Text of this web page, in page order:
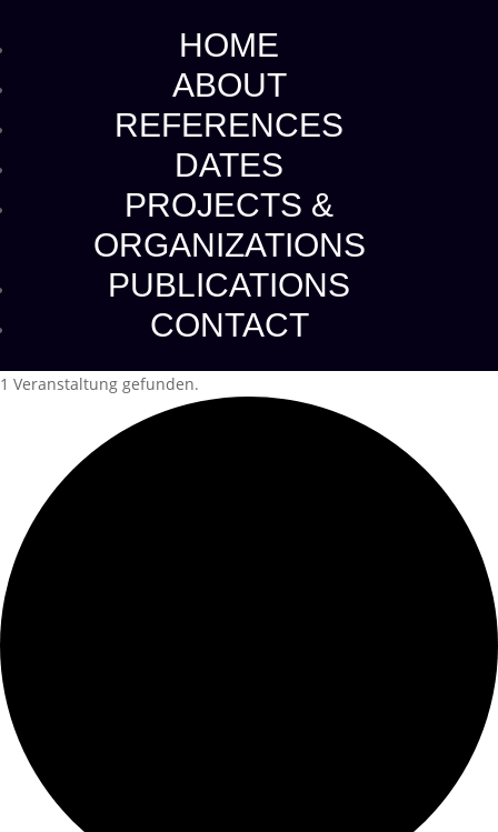
HOME
ABOUT
REFERENCES
DATES
PROJECTS &
ORGANIZATIONS
PUBLICATIONS
CONTACT
1 Veranstaltung gefunden.